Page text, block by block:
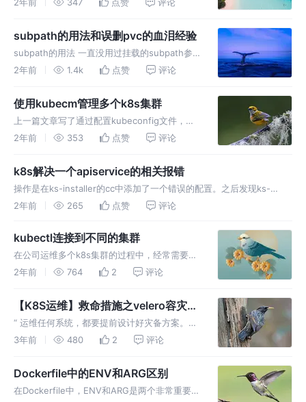
列出了 Docker 使用磁
subpath的用法和误删pvc的血泪经验
subpath的用法 一直没用过挂载的subpath参
数。写了个资源文件测试了一下，发现自己之前
2年前 1.4k 点赞 评论
使用kubecm管理多个k8s集群
上一篇文章写了通过配置kubeconfig文件，使
用kubectl连接多个k8s集群的操作。 配置
伙伴告知有个开源项目kubecm就是做这个
2年前 353 点赞 评论
k8s解决一个apiservice的相关报错
操作是在ks-installer的cc中添加了一个错误的配置。之后发现ks-
installer和ks-apiserver的pod全部crash。 查看报错信息如下： 查看
2年前 265 点赞 评论
kubectl连接到不同的集群
在公司运维多个k8s集群的过程中，经常需要
kubectl到不同的集群。如果每次都不断的ssh
置本地kubectl，能方便的在多个k8s集群间切
2年前 764 2 评论
【K8S运维】救命措施之velero容灾方
案
“ 运维任何系统，都要提前设计好灾备方案。
velero就是k8s集群的救命措施” Velero 是一种
准的K8S集群。 它是一个开源的安全备份和恢
3年前 480 2 评论
Dockerfile中的ENV和ARG区别
在Dockerfile中，ENV和ARG是两个非常重要的